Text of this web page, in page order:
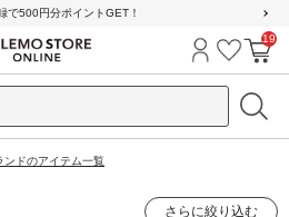
で500円分ポイントGET！
ログイン
お気に
カ
19
ンドのアイテム一覧
さらに絞り込む